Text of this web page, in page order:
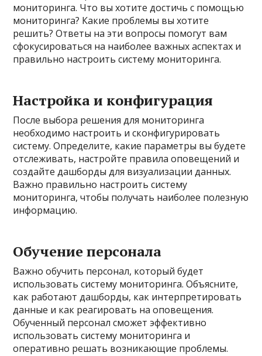
мониторинга. Что вы хотите достичь с помощью
мониторинга? Какие проблемы вы хотите
решить? Ответы на эти вопросы помогут вам
сфокусироваться на наиболее важных аспектах и
правильно настроить систему мониторинга.
Настройка и конфигурация
После выбора решения для мониторинга
необходимо настроить и сконфигурировать
систему. Определите, какие параметры вы будете
отслеживать, настройте правила оповещений и
создайте дашборды для визуализации данных.
Важно правильно настроить систему
мониторинга, чтобы получать наиболее полезную
информацию.
Обучение персонала
Важно обучить персонал, который будет
использовать систему мониторинга. Объясните,
как работают дашборды, как интерпретировать
данные и как реагировать на оповещения.
Обученный персонал сможет эффективно
использовать систему мониторинга и
оперативно решать возникающие проблемы.